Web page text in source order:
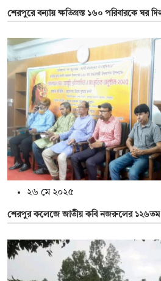
শেরপুরে বন্যায় ক্ষতিগ্রস্ত ১৬০ পরিবারকে ঘর
২৬ মে ২০২৫
শেরপুর কলেজে জাতীয় কবি নজরুলের ১২৬তম